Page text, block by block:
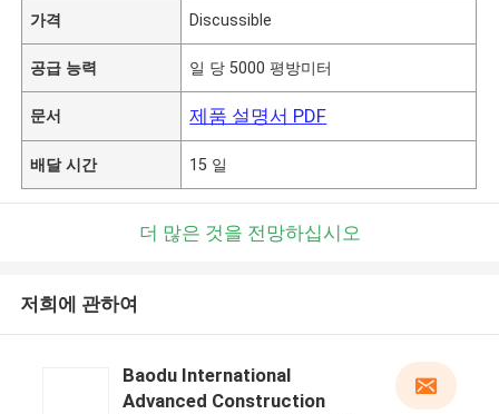
가격 Discussible
공급 능력 일 당 5000 평방미터
문서 제품 설명서 PDF
배달 시간 15 일
더 많은 것을 전망하십시오
저희에 관하여
Baodu International
Advanced Construction